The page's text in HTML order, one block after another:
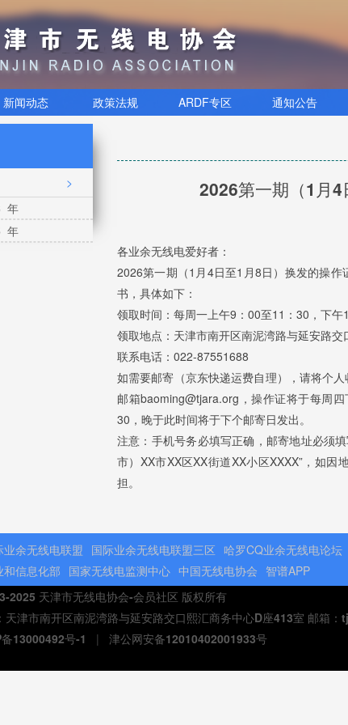
新闻动态 政策法规 ARDF专区 通知公告
>
年
年
2026第一期（1月
各业余无线电爱好者：
2026第一期（1月4日至1月8日）换发的操
书，具体如下：
领取时间：每周一上午9：00至11：30，下午
领取地点：天津市南开区南泥湾路与延安路
联系电话：022-87551688
如需要邮寄（京东快递运费自理），请将个
邮箱baoming@tjara.org，操作证将于每周
30，晚于此时间将于下个邮寄日发出。
注意：手机号务必填写正确，邮寄地址必须
市）XX市XX区XX街道XX小区XXXX”，如
担。
业余无线电联盟 国际业余无线电联盟三区 哈罗CQ业余无线电论坛
和信息化部 国家无线电监测中心 中国无线电协会 智谱APP
2025 天津市无线电协会-会员社区 版权所有
天津市南开区南泥湾路与延安路交口熙汇商务中心D座413室 邮箱
13000492号-1 | 津公网安备12010402001933号